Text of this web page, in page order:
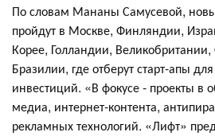
По словам Мананы Самусевой,
пройдут в Москве, Финляндии,
Корее, Голландии,
Бразилии, где отберут старт-апы
инвестиций. «В фокусе - проекты в
медиа, интернет-контента,
рекламных технологий. «Лифт»